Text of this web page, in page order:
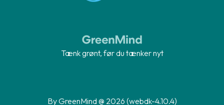
Tænk grønt, før du tænker nyt
By GreenMind @ 2026 (webdk-4.10.4)